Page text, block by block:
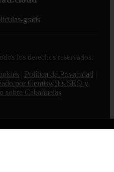
gratis
los derechos reservados.
Política de Privacidad
por 0lemiswebs SEO y
sobre Cabañuelas